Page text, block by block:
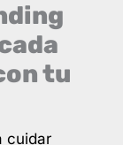
tu
cuidar